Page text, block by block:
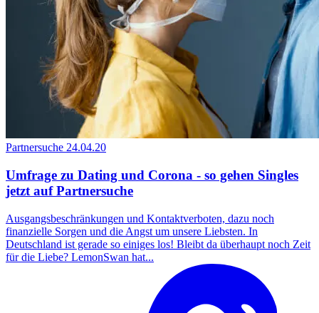
Partnersuche 24.04.20
Umfrage zu Dating und Corona - so gehen Singles
jetzt auf Partnersuche
Ausgangsbeschränkungen und Kontaktverboten, dazu noch
finanzielle Sorgen und die Angst um unsere Liebsten. In
Deutschland ist gerade so einiges los! Bleibt da überhaupt noch Zeit
für die Liebe? LemonSwan hat...